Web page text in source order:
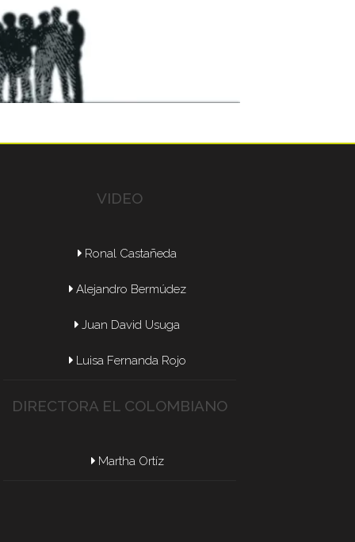
VIDEO
Ronal Castañeda
Alejandro Bermúdez
Juan David Usuga
Luisa Fernanda Rojo
DIRECTORA EL COLOMBIANO
Martha Ortíz